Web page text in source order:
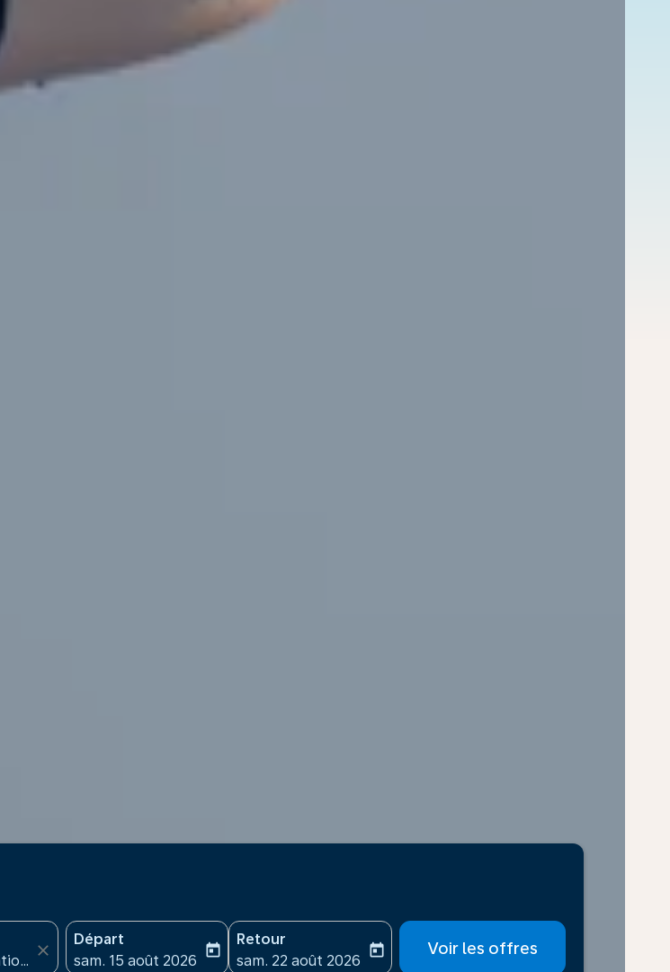
close
Départ
fc-booking-departure-date-aria-label
sam. 15 août 2026
today
Retour
fc-booking-return-date-aria-label
sam. 22 août 2026
today Voir les offres